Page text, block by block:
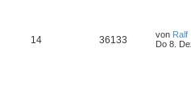
14 36133 von Ralf
Do 8.